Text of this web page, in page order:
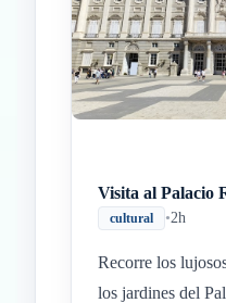
Visita al Palacio
cultural •2h
Recorre los
los jardines del